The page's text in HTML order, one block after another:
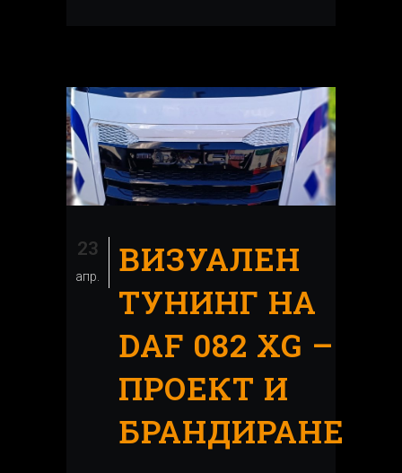
23
апр.
ВИЗУАЛЕН
ТУНИНГ НА
DAF 082 XG –
ПРОЕКТ И
БРАНДИРАНЕ